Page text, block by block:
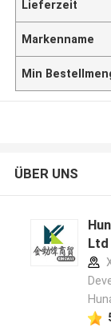
Lieferzeit
Markenname
Min
ÜBER UNS